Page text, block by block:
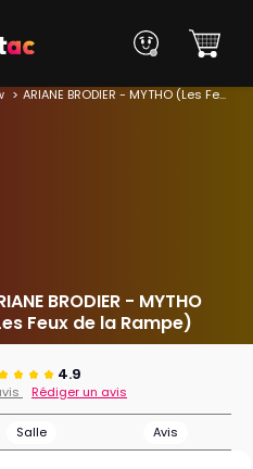
ARIANE BRODIER - MYTHO (Les Feux de la Rampe)
BRODIER - MYTHO
Feux de la Rampe)
4.9
Rédiger un avis
Salle Avis